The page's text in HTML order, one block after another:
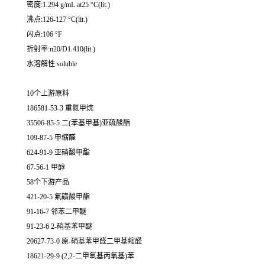
密度:1.294 g/mL at25 °C(lit.)
沸点:126-127 °C(lit.)
闪点:106 °F
折射率:n20/D1.410(lit.)
水溶解性:soluble
10个上游原料
186581-53-3 重氮甲烷
35506-85-5 二(苯基甲基)亚硫酸酯
109-87-5 甲缩醛
624-91-9 亚硝酸甲酯
67-56-1 甲醇
58个下游产品
421-20-5 氟磺酸甲酯
91-16-7 邻苯二甲醚
91-23-6 2-硝基苯甲醚
20627-73-0 原-硝基苯甲醛二甲基缩醛
18621-29-9 (2,2-二甲氧基丙氧基)苯